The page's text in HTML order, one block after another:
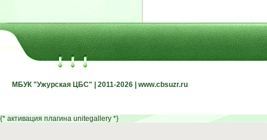
МБУК "Ужурская ЦБС" | 2011-2026 | www.cbsuzr.ru
МБУК "Ужурская ЦБС" | 2011-2026 | www.cbsuzr.ru
{* активация плагина unitegallery *}